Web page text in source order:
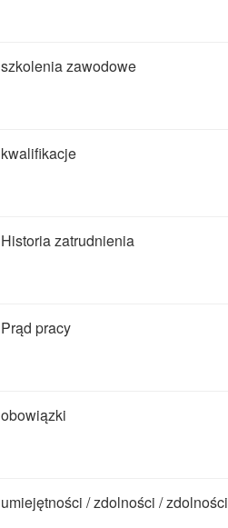
szkolenia zawodowe
kwalifikacje
Historia zatrudnienia
Prąd pracy
obowiązki
umiejętności / zdolności / zdolności